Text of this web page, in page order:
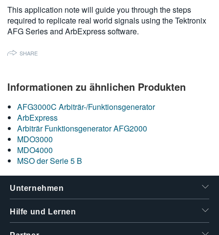
한국어
繁體中文
This application note will guide you through the steps
required to replicate real world signals using the Tektronix
AFG Series and ArbExpress software.
SHARE
Informationen zu ähnlichen Produkten
AFG3000C Arbiträr-/Funktionsgenerator
ArbExpress
Arbiträr Funktionsgenerator AFG2000
MDO3000
MDO4000
MSO der Serie 5 B
Unternehmen
Hilfe und Lernen